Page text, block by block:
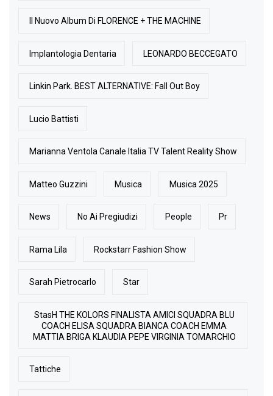
Il Nuovo Album Di FLORENCE + THE MACHINE
Implantologia Dentaria LEONARDO BECCEGATO
Linkin Park. BEST ALTERNATIVE: Fall Out Boy
Lucio Battisti
Marianna Ventola Canale Italia TV Talent Reality Show
Matteo Guzzini Musica Musica 2025
News No Ai Pregiudizi People Pr
Rama Lila Rockstarr Fashion Show
Sarah Pietrocarlo Star
StasH THE KOLORS FINALISTA AMICI SQUADRA BLU
COACH ELISA SQUADRA BIANCA COACH EMMA
MATTIA BRIGA KLAUDIA PEPE VIRGINIA TOMARCHIO
Tattiche